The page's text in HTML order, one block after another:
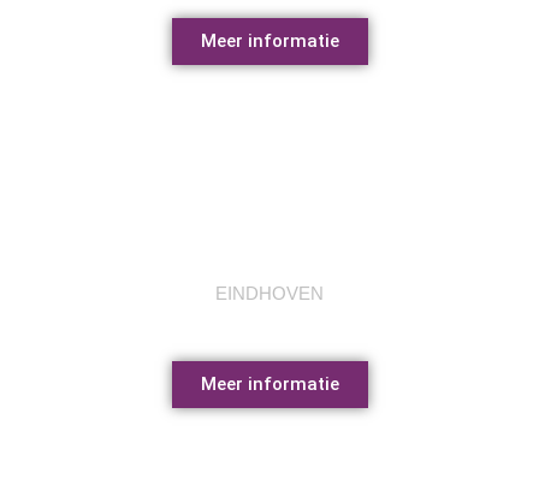
Meer informatie
EINDHOVEN
Meer informatie